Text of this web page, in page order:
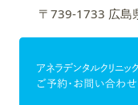
〒739-1733 広島